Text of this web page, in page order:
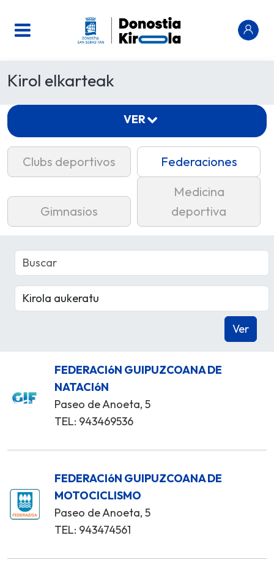
Kirol elkarteak
Clubs deportivos Federaciones
Gimnasios
Medicina
deportiva
FEDERACIóN GUIPUZCOANA DE
NATACIóN
Paseo de Anoeta, 5
TEL: 943469536
FEDERACIóN GUIPUZCOANA DE
MOTOCICLISMO
Paseo de Anoeta, 5
TEL: 943474561
VER